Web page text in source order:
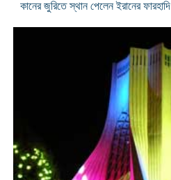
কানের জুরিতে স্থান পেলেন ইরানের ফারহাদি